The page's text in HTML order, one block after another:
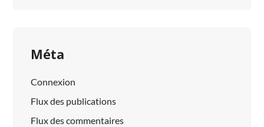
Méta
Connexion
Flux des publications
Flux des commentaires